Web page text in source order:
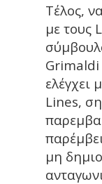
Τέλος,
με τους
ελέγχει
Lines,
μη